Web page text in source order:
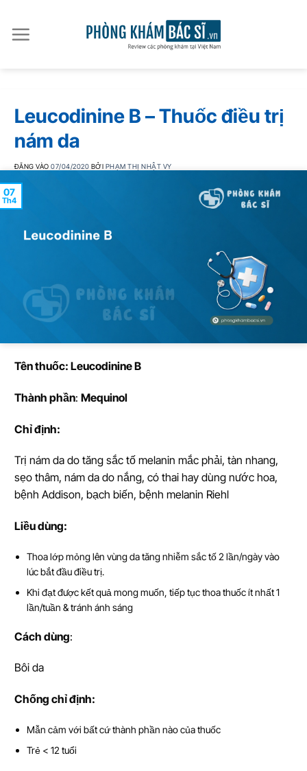
qua
nội
Leucodinine B – Thuốc điều trị
nám da
ĐĂNG VÀO07/04/2020 BỞI PHẠM THỊ NHẬT VY
07
Th4
Tên thuốc: Leucodinine B
Thành phần: Mequinol
Chỉđịnh:
Trị nám da do tăng sắc tố melanin mắc phải, tàn nhang,
sẹo thâm, nám da do nắng, có thai hay dùng nước hoa,
bệnh Addison, bạch biến, bệnh melanin Riehl
Liều dùng:
Thoa lớp mỏng lên vùng da tăng nhiễm sắc tố 2 lần/ngày vào
lúc bắt đầu điều trị.
Khi đạt được kết quả mong muốn, tiếp tục thoa thuốc ít nhất 1
lần/tuần & tránh ánh sáng
Cách dùng:
Bôi da
Chống chỉđịnh:
Mẫn cảm với bất cứ thành phần nào của thuốc
Trẻ < 12 tuổi